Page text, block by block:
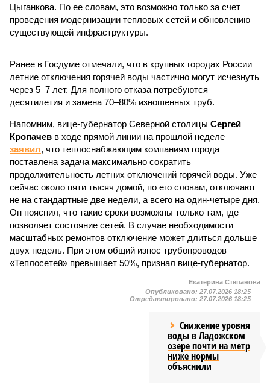
Цыганкова. По ее словам, это возможно только за счет
проведения модернизации тепловых сетей и обновлению
существующей инфраструктуры.
Ранее в Госдуме отмечали, что в крупных городах России
летние отключения горячей воды частично могут исчезнуть
через 5–7 лет. Для полного отказа потребуются
десятилетия и замена 70–80% изношенных труб.
Напомним, вице-губернатор Северной столицы Сергей
Кропачев в ходе прямой линии на прошлой неделе
заявил, что теплоснабжающим компаниям города
поставлена задача максимально сократить
продолжительность летних отключений горячей воды. Уже
сейчас около пяти тысяч домой, по его словам, отключают
не на стандартные две недели, а всего на один-четыре дня.
Он пояснил, что такие сроки возможны только там, где
позволяет состояние сетей. В случае необходимости
масштабных ремонтов отключение может длиться дольше
двух недель. При этом общий износ трубопроводов
«Теплосетей» превышает 50%, признал вице-губернатор.
Екатерина Степанова
Опубликовано: 27.07.2026 18:25
Отредактировано: 27.07.2026 18:25
Снижение уровня
воды в Ладожском
озере почти на метр
ниже нормы
объяснили